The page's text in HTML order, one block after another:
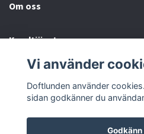
Om oss
Kundtjänst
Sociala medier
Vi använder
Doftlunden använder
sidan godkänner du
Godkänn